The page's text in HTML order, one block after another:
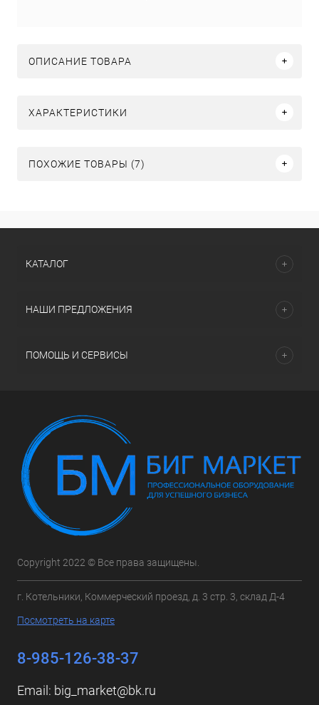
ОПИСАНИЕ ТОВАРА
ХАРАКТЕРИСТИКИ
ПОХОЖИЕ ТОВАРЫ (7)
КАТАЛОГ
НАШИ ПРЕДЛОЖЕНИЯ
ПОМОЩЬ И СЕРВИСЫ
Copyright 2022 © Все права защищены.
г. Котельники, Коммерческий проезд, д. 3 стр. 3, склад Д-4
Посмотреть на карте
8-985-126-38-37
Email: big_market@bk.ru